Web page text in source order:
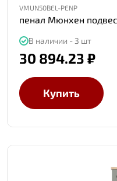
VMUN50BEL-PENP
пенал Мюнхен
В наличии - 3 шт
30 894.23 ₽
Купить